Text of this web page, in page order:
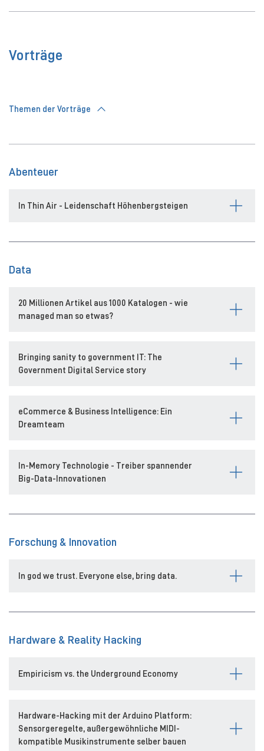
Vorträge
Themen der Vorträge
Abenteuer
In Thin Air - Leidenschaft Höhenbergsteigen
Data
20 Millionen Artikel aus 1000 Katalogen - wie
managed man so etwas?
Bringing sanity to government IT: The
Government Digital Service story
eCommerce & Business Intelligence: Ein
Dreamteam
In-Memory Technologie - Treiber spannender
Big-Data-Innovationen
Forschung & Innovation
In god we trust. Everyone else, bring data.
Hardware & Reality Hacking
Empiricism vs. the Underground Economy
Hardware-Hacking mit der Arduino Platform:
Sensorgeregelte, außergewöhnliche MIDI-
kompatible Musikinstrumente selber bauen